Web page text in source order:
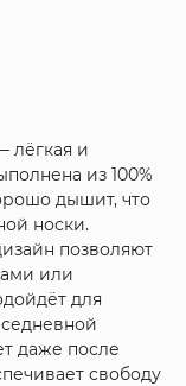
лёгкая и
из 100%
дышит, что
носки.
позволяют
или
для
даже после
свободу